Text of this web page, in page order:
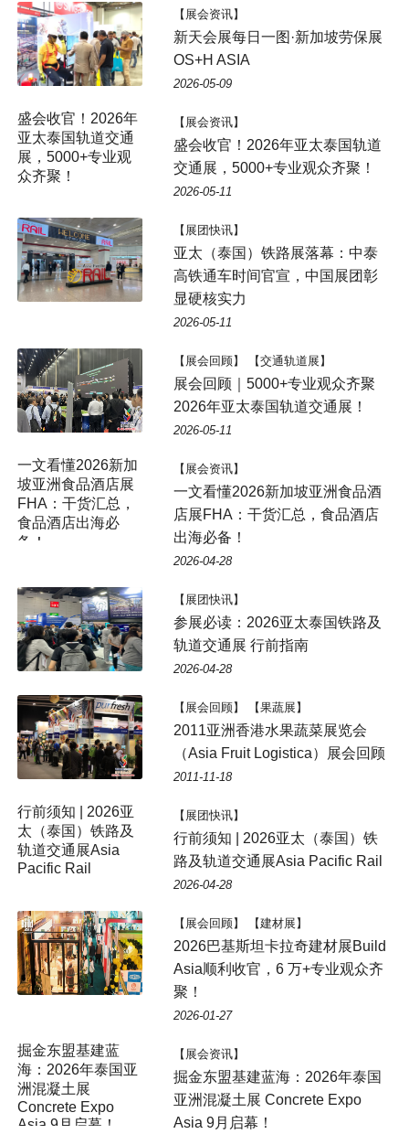
【展会资讯】
新天会展每日一图·新加坡劳保展
OS+H ASIA
2026-05-09
盛会收官！2026年
亚太泰国轨道交通
展，5000+专业观
众齐聚！
【展会资讯】
盛会收官！2026年亚太泰国轨道
交通展，5000+专业观众齐聚！
2026-05-11
【展团快讯】
亚太（泰国）铁路展落幕：中泰
高铁通车时间官宣，中国展团彰
显硬核实力
2026-05-11
【展会回顾】 【交通轨道展】
展会回顾｜5000+专业观众齐聚
2026年亚太泰国轨道交通展！
2026-05-11
【展会资讯】
一文看懂2026新加坡亚洲食品酒
店展FHA：干货汇总，食品酒店
出海必备！
2026-04-28
【展团快讯】
参展必读：2026亚太泰国铁路及
轨道交通展 行前指南
2026-04-28
【展会回顾】 【果蔬展】
2011亚洲香港水果蔬菜展览会
（Asia Fruit Logistica）展会回顾
2011-11-18
行前须知 | 2026亚
太（泰国）铁路及
轨道交通展Asia
Pacific Rail
【展团快讯】
行前须知 | 2026亚太（泰国）铁
路及轨道交通展Asia Pacific Rail
2026-04-28
【展会回顾】 【建材展】
2026巴基斯坦卡拉奇建材展Build
Asia顺利收官，6 万+专业观众齐
聚！
2026-01-27
掘金东盟基建蓝
海：2026年泰国亚
洲混凝土展
Concrete Expo
Asia 9月启幕！
【展会资讯】
掘金东盟基建蓝海：2026年泰国
亚洲混凝土展 Concrete Expo
Asia 9月启幕！